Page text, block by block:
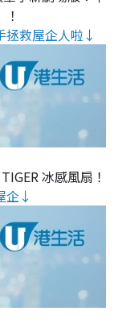
拯救屋企人啦↓
冰感風扇！
企↓